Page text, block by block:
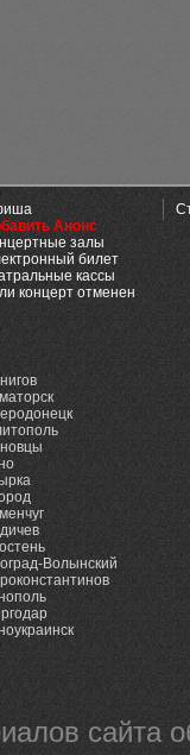
Анонс
залы
билет
кассы
концерт отменен
Волынский
сайта